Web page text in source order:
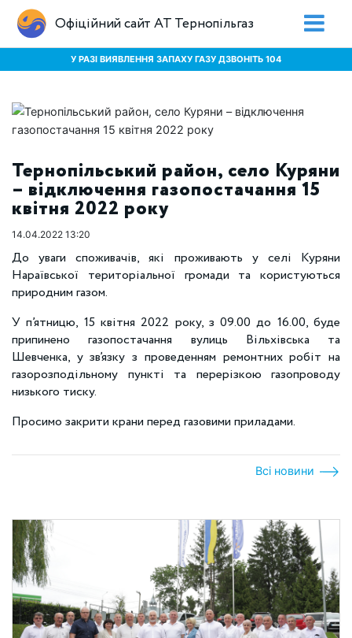
Офіційний сайт АТ Тернопільгаз
У РАЗІ ВИЯВЛЕННЯ ЗАПАХУ ГАЗУ ДЗВОНІТЬ 104
Тернопільський район, село Куряни
– відключення газопостачання 15
квітня 2022 року
14.04.2022 13:20
До уваги споживачів, які проживають у селі Куряни
Нараївської територіальної громади та користуються
природним газом.
У п’ятницю, 15 квітня 2022 року, з 09.00 до 16.00, буде
припинено газопостачання вулиць Вільхівська та
Шевченка, у зв’язку з проведенням ремонтних робіт на
газорозподільному пункті та перерізкою газопроводу
низького тиску.
Просимо закрити крани перед газовими приладами.
Всі новини